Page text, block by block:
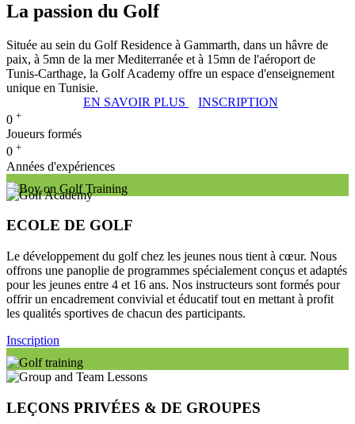
La passion du Golf
Située au sein du Golf Residence à Gammarth, dans un hâvre de
paix, à 5mn de la mer Mediterranée et à 15mn de l'aéroport de
Tunis-Carthage, la Golf Academy offre un espace d'enseignement
unique en Tunisie.
EN SAVOIR PLUS
INSCRIPTION
0 +
Joueurs formés
0 +
Années d'expériences
ECOLE DE GOLF
Le développement du golf chez les jeunes nous tient à cœur. Nous
offrons une panoplie de programmes spécialement conçus et adaptés
pour les jeunes entre 4 et 16 ans. Nos instructeurs sont formés pour
offrir un encadrement convivial et éducatif tout en mettant à profit
les qualités sportives de chacun des participants.
Inscription
LEÇONS PRIVÉES & DE GROUPES